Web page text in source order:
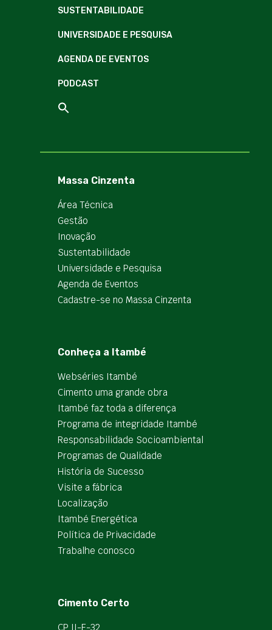
SUSTENTABILIDADE
UNIVERSIDADE E PESQUISA
AGENDA DE EVENTOS
PODCAST
Massa Cinzenta
Área Técnica
Gestão
Inovação
Sustentabilidade
Universidade e Pesquisa
Agenda de Eventos
Cadastre-se no Massa Cinzenta
Conheça a Itambé
Webséries Itambé
Cimento uma grande obra
Itambé faz toda a diferença
Programa de integridade Itambé
Responsabilidade Socioambiental
Programas de Qualidade
História de Sucesso
Visite a fábrica
Localização
Itambé Energética
Política de Privacidade
Trabalhe conosco
Cimento Certo
CP II-F-32